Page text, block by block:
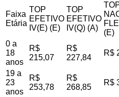
Faixa
Etária
TOP
EFETIVO
IV(E) (E)
TOP
EFETIVO
IV(Q) (A)
(E)
0 a
18
anos
R$
215,07
R$
227,84
R$
19 a
23
anos
R$
253,78
R$
268,85
R$